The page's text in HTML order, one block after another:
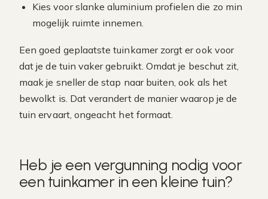
Kies voor slanke aluminium profielen die zo min
mogelijk ruimte innemen.
Een goed geplaatste tuinkamer zorgt er ook voor
dat je de tuin vaker gebruikt. Omdat je beschut zit,
maak je sneller de stap naar buiten, ook als het
bewolkt is. Dat verandert de manier waarop je de
tuin ervaart, ongeacht het formaat.
Heb je een vergunning nodig voor
een tuinkamer in een kleine tuin?